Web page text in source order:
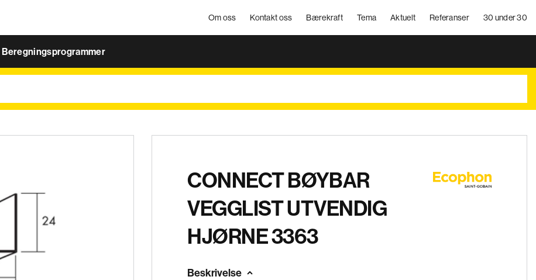
Om oss Kontakt oss Bærekraft Tema Aktuelt Referanser 30 under 30
Beregningsprogrammer
CONNECT BØYBAR
VEGGLIST UTVENDIG
HJØRNE 3363
Beskrivelse